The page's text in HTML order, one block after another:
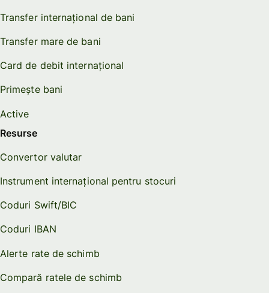
Transfer internațional de bani
Transfer mare de bani
Card de debit internațional
Primește bani
Active
Resurse
Convertor valutar
Instrument internațional pentru stocuri
Coduri Swift/BIC
Coduri IBAN
Alerte rate de schimb
Compară ratele de schimb